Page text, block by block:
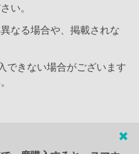
い。
なる場合や、掲載されな
できない場合がございます